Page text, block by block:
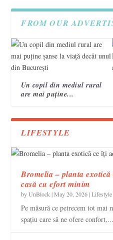
vascular cerebral 2
încheie a treia ediție.
FROM OUR
Un copil din mediul rural
are mai puține...
LIFESTYLE
Bromelia – planta
casă cu efort minim
byUnBlock |May 20, 2026|Lifestyle
Pe măsură ce petrecem tot mai
spațiu care să ne ofere confort,...